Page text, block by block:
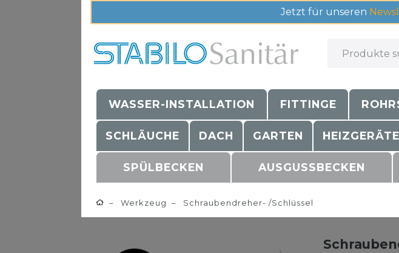
Jetzt für unseren
WASSER-INSTALLATION FITTINGE
SCHLÄUCHE DACH GARTEN HEIZGERÄTE
SPÜLBECKEN AUSGUSSBECKEN
Werkzeug Schraubendreher- /schlüssel